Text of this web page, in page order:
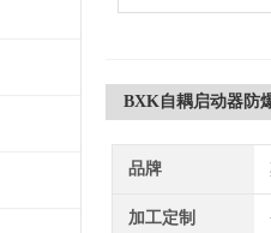
BXK自耦启动器防
品牌
加工定制